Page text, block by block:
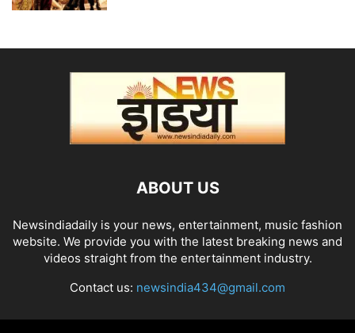
ABOUT US
Newsindiadaily is your news, entertainment, music fashion
website. We provide you with the latest breaking news and
videos straight from the entertainment industry.
Contact us: newsindia434@gmail.com